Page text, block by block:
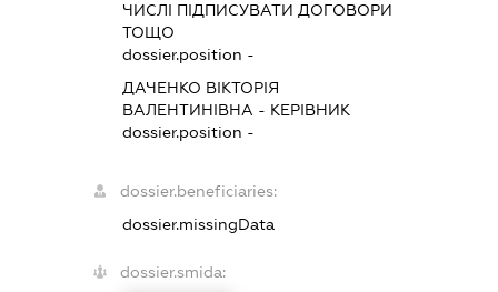
ЧИСЛІ ПІДПИСУВАТИ ДОГОВОРИ
ТОЩО
dossier.position -
ДАЧЕНКО ВІКТОРІЯ
ВАЛЕНТИНІВНА - КЕРІВНИК
dossier.position -
dossier.beneficiaries:
dossier.missingData
dossier.smida: